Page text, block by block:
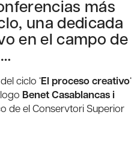
más
una dedicada
en el campo de
ciclo ‘El proceso creativo‘
Benet Casablancas i
de el Conservtori Superior